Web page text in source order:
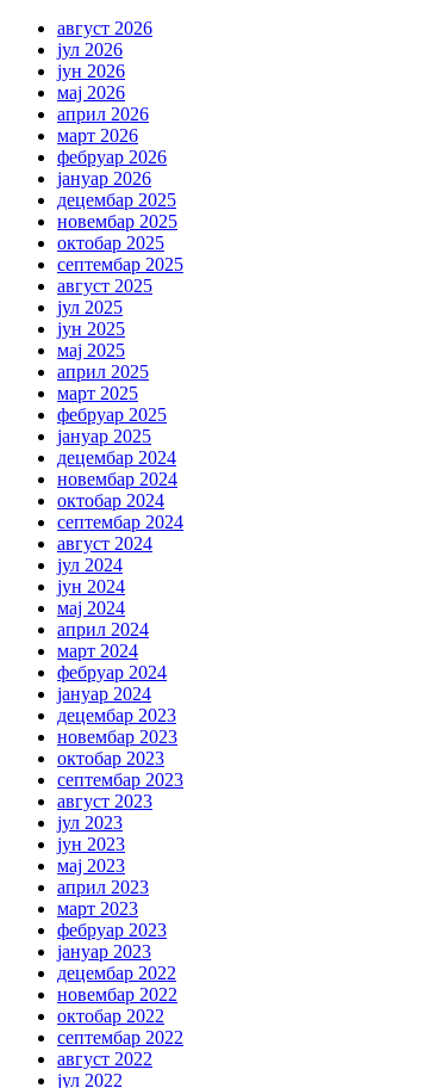
август 2026
јул 2026
јун 2026
мај 2026
април 2026
март 2026
фебруар 2026
јануар 2026
децембар 2025
новембар 2025
октобар 2025
септембар 2025
август 2025
јул 2025
јун 2025
мај 2025
април 2025
март 2025
фебруар 2025
јануар 2025
децембар 2024
новембар 2024
октобар 2024
септембар 2024
август 2024
јул 2024
јун 2024
мај 2024
април 2024
март 2024
фебруар 2024
јануар 2024
децембар 2023
новембар 2023
октобар 2023
септембар 2023
август 2023
јул 2023
јун 2023
мај 2023
април 2023
март 2023
фебруар 2023
јануар 2023
децембар 2022
новембар 2022
октобар 2022
септембар 2022
август 2022
јул 2022